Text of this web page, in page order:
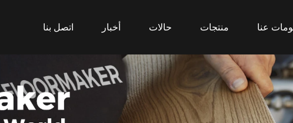
عنا منتجات حالات أخبار اتصل بنا